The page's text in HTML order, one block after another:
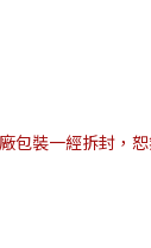
包裝一經拆封，